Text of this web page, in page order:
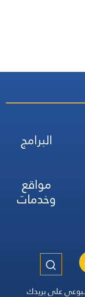
البرامج
مواقع
وخدمات
على بريدك